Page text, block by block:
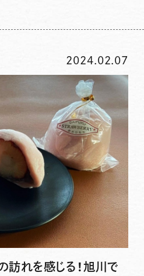
2024.02.07
訪れを感じる！旭川で